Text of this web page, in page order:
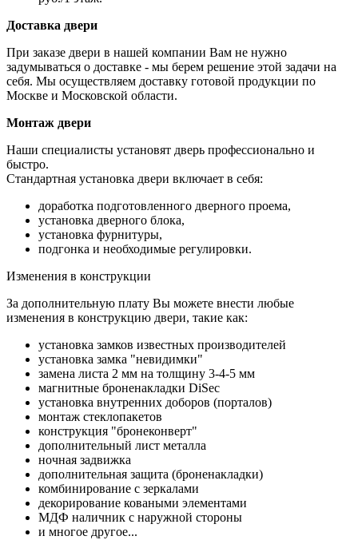
Доставка двери
При заказе двери в нашей компании Вам не нужно
задумываться о доставке - мы берем решение этой задачи на
себя. Мы осуществляем доставку готовой продукции по
Москве и Московской области.
Монтаж двери
Наши специалисты установят дверь профессионально и
быстро.
Стандартная установка двери включает в себя:
доработка подготовленного дверного проема,
установка дверного блока,
установка фурнитуры,
подгонка и необходимые регулировки.
Изменения в конструкции
За дополнительную плату Вы можете внести любые
изменения в конструкцию двери, такие как:
установка замков известных производителей
установка замка "невидимки"
замена листа 2 мм на толщину 3-4-5 мм
магнитные броненакладки DiSec
установка внутренних доборов (порталов)
монтаж стеклопакетов
конструкция "бронеконверт"
дополнительный лист металла
ночная задвижка
дополнительная защита (броненакладки)
комбинирование с зеркалами
декорирование коваными элементами
МДФ наличник с наружной стороны
и многое другое...